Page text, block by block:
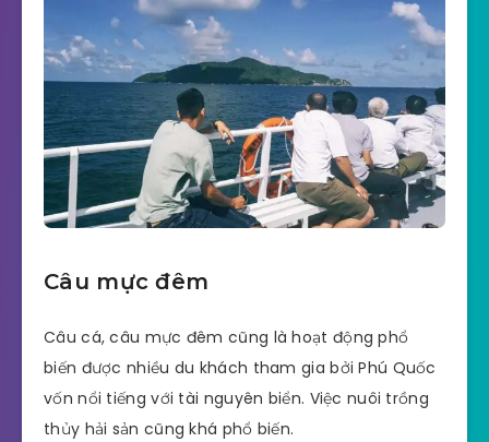
Câu mực đêm
Câu cá, câu mực đêm cũng là hoạt động phổ
biến được nhiều du khách tham gia bởi Phú Quốc
vốn nổi tiếng với tài nguyên biển. Việc nuôi trồng
thủy hải sản cũng khá phổ biến.